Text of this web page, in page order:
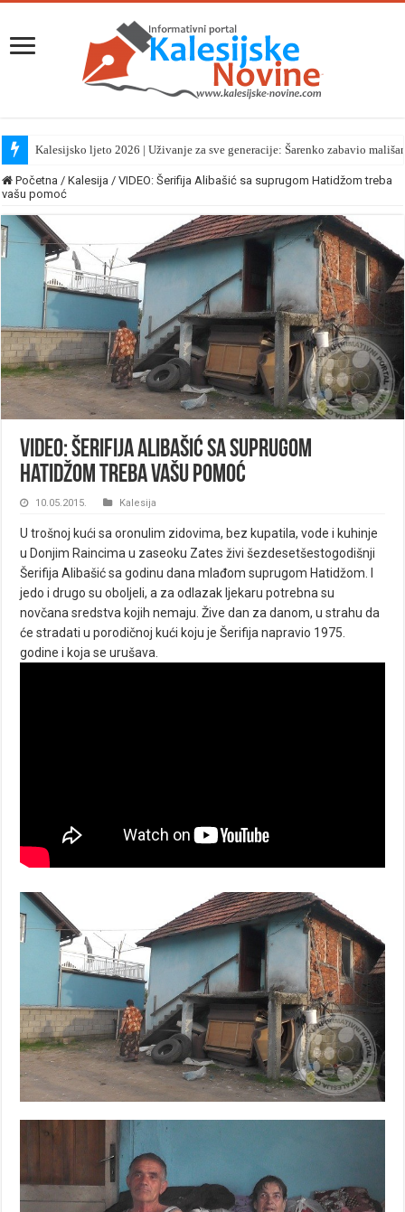
Kalesijsko ljeto 2026 | Uživanje za sve generacije: Šarenko zabavio
Početna / Kalesija / VIDEO: Šerifija Alibašić sa suprugom Hatidžom treba
vašu pomoć
VIDEO: Šerifija Alibašić sa suprugom
Hatidžom treba vašu pomoć
10.05.2015. Kalesija
U trošnoj kući sa oronulim zidovima, bez kupatila, vode i kuhinje
u Donjim Raincima u zaseoku Zates živi šezdesetšestogodišnji
Šerifija Alibašić sa godinu dana mlađom suprugom Hatidžom. I
jedo i drugo su oboljeli, a za odlazak ljekaru potrebna su
novčana sredstva kojih nemaju. Žive dan za danom, u strahu da
će stradati u porodičnoj kući koju je Šerifija napravio 1975.
godine i koja se urušava.